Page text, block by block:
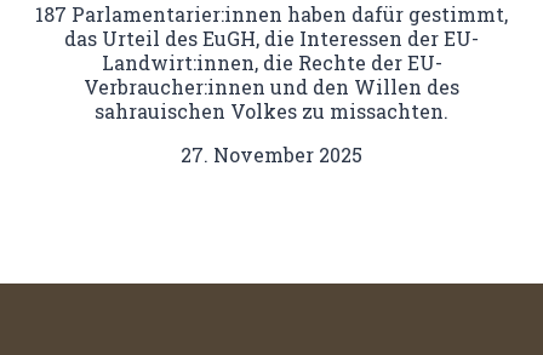
187 Parlamentarier:innen haben dafür gestimmt,
das Urteil des EuGH, die Interessen der EU-
Landwirt:innen, die Rechte der EU-
Verbraucher:innen und den Willen des
sahrauischen Volkes zu missachten.
27. November 2025